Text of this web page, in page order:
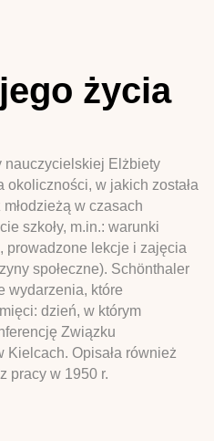
życia
nauczycielskiej Elżbiety
okoliczności, w jakich została
w czasach
szkoły, m.in.: warunki
prowadzone lekcje i zajęcia
społeczne). Schönthaler
wydarzenia, które
dzień, w którym
Związku
Opisała również
pracy w 1950 r.